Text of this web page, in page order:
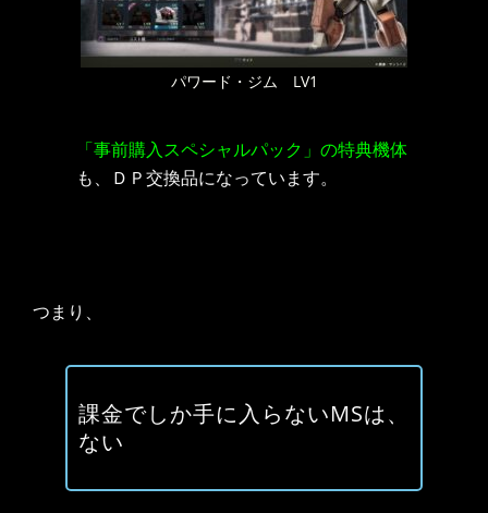
パワード・ジム LV1
「事前購入スペシャルパック」の特典機体
も、ＤＰ交換品になっています。
つまり、
課金でしか手に入らないMSは、
ない